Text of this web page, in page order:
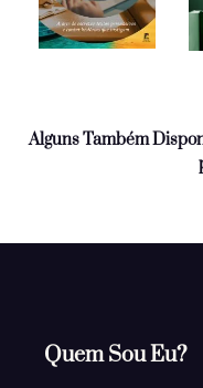
Alguns Também
Quem Sou Eu?